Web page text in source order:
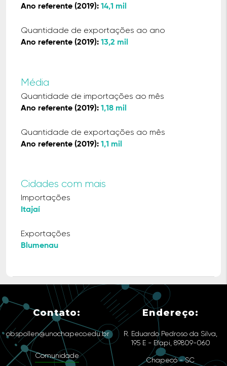
Ano referente (2019):14,1 mil
Quantidade de exportações ao ano
Ano referente (2019):13,2 mil
Média
Quantidade de importações ao mês
Ano referente (2019):1,18 mil
Quantidade de exportações ao mês
Ano referente (2019):1,1 mil
Cidades com mais
Importações
Itajaí
Exportações
Blumenau
Contato:
obspollen@unochapeco.edu.br
Comunidade
Endereço:
R. Eduardo Pedroso da Silva,
195 E - Efapi, 89809-060
Chapecó - SC